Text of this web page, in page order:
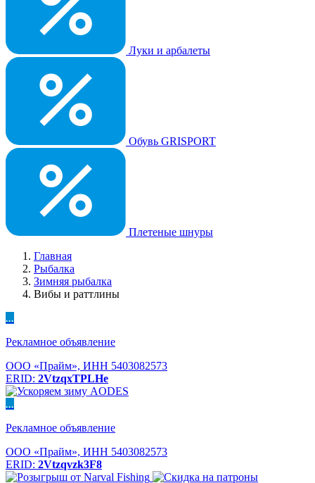
Луки и арбалеты
Обувь GRISPORT
Плетеные шнуры
Главная
Рыбалка
Зимняя рыбалка
Вибы и раттлины
...
Рекламное объявление
ООО «Прайм», ИНН 5403082573
ERID: 2VtzqxTPLHe
...
Рекламное объявление
ООО «Прайм», ИНН 5403082573
ERID: 2Vtzqvzk3F8